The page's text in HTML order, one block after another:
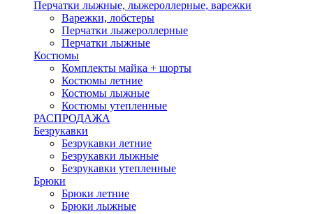
Перчатки лыжные, лыжероллерные, варежки
Варежки, лобстеры
Перчатки лыжероллерные
Перчатки лыжные
Костюмы
Комплекты майка + шорты
Костюмы летние
Костюмы лыжные
Костюмы утепленные
РАСПРОДАЖА
Безрукавки
Безрукавки летние
Безрукавки лыжные
Безрукавки утепленные
Брюки
Брюки летние
Брюки лыжные